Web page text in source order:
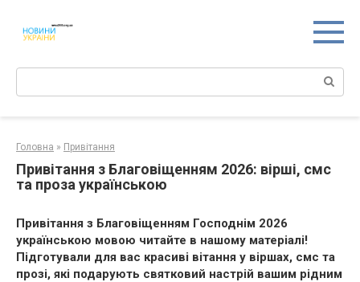
контенту
Поиск:
Головна » Привітання
Привітання з Благовіщенням 2026: вірші, смс
та проза українською
Привітання з Благовіщенням Господнім 2026
українською мовою читайте в нашому матеріалі!
Підготували для вас красиві вітання у віршах, смс та
прозі, які подарують святковий настрій вашим рідним